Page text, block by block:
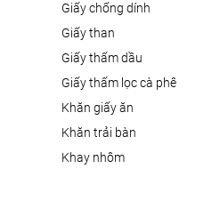
giấy chống dính
giấy than
giấy thấm dầu
giấy thấm lọc cà phê
khăn giấy ăn
khăn trải bàn
khay nhôm